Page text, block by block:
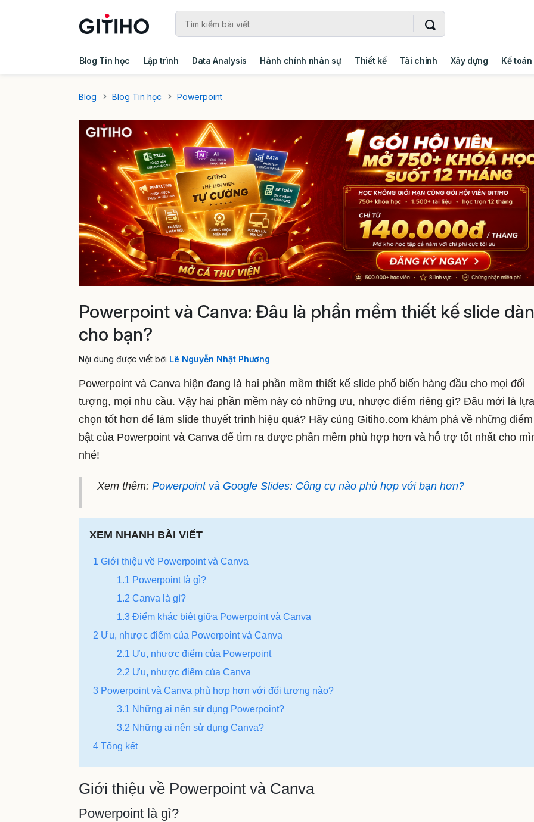
Blog Tin học Lập trình Data Analysis Hành chính nhân sự Thiết kế Tài chính Xây dựng Kế toán
Blog
Blog Tin học Powerpoint
Powerpoint và Canva: Đâu là phần mềm thiết kế slide
cho bạn?
Nội dung được viết bởi Lê Nguyễn Nhật Phương
Powerpoint và Canva hiện đang là hai phần mềm thiết kế slide phổ biến hàng đầu cho mọi đối
tượng, mọi nhu cầu. Vậy hai phần mềm này có những ưu, nhược điểm riêng gì? Đâu mới là lựa
chọn tốt hơn để làm slide thuyết trình hiệu quả? Hãy cùng Gitiho.com khám phá về những
bật của Powerpoint và Canva để tìm ra được phần mềm phù hợp hơn và hỗ trợ tốt nhất cho
nhé!
Xem thêm: Powerpoint và Google Slides: Công cụ nào phù hợp với bạn hơn?
XEM NHANH BÀI VIẾT
1 Giới thiệu về Powerpoint và Canva
1.1 Powerpoint là gì?
1.2 Canva là gì?
1.3 Điểm khác biệt giữa Powerpoint và Canva
2 Ưu, nhược điểm của Powerpoint và Canva
2.1 Ưu, nhược điểm của Powerpoint
2.2 Ưu, nhược điểm của Canva
3 Powerpoint và Canva phù hợp hơn với đối tượng nào?
3.1 Những ai nên sử dụng Powerpoint?
3.2 Những ai nên sử dụng Canva?
4 Tổng kết
Giới thiệu về Powerpoint và Canva
Powerpoint là gì?